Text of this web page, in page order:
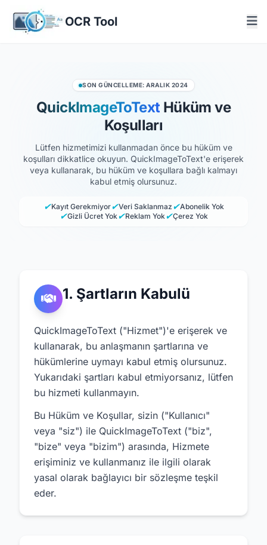
OCR Tool
SON GÜNCELLEME: ARALIK 2024
QuickImageToText Hüküm ve
Koşulları
Lütfen hizmetimizi kullanmadan önce bu hüküm ve
koşulları dikkatlice okuyun. QuickImageToText'e erişerek
veya kullanarak, bu hüküm ve koşullara bağlı kalmayı
kabul etmiş olursunuz.
✔Kayıt Gerekmiyor✔Veri Saklanmaz ✔Abonelik Yok
✔Gizli Ücret Yok✔Reklam Yok✔Çerez Yok
1. Şartların Kabulü
QuickImageToText ("Hizmet")'e erişerek ve
kullanarak, bu anlaşmanın şartlarına ve
hükümlerine uymayı kabul etmiş olursunuz.
Yukarıdaki şartları kabul etmiyorsanız, lütfen
bu hizmeti kullanmayın.
Bu Hüküm ve Koşullar, sizin ("Kullanıcı"
veya "siz") ile QuickImageToText ("biz",
"bize" veya "bizim") arasında, Hizmete
erişiminiz ve kullanmanız ile ilgili olarak
yasal olarak bağlayıcı bir sözleşme teşkil
eder.